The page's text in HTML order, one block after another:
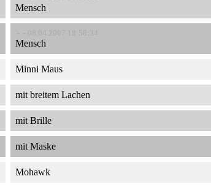
Mensch
Mensch
Minni Maus
mit breitem Lachen
mit Brille
mit Maske
Mohawk